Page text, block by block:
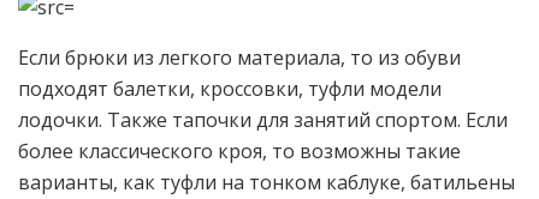
Если брюки из легкого материала, то из обуви
подходят балетки, кроссовки, туфли модели
лодочки. Также тапочки для занятий спортом. Если
более классического кроя, то возможны такие
варианты, как туфли на тонком каблуке, батильены